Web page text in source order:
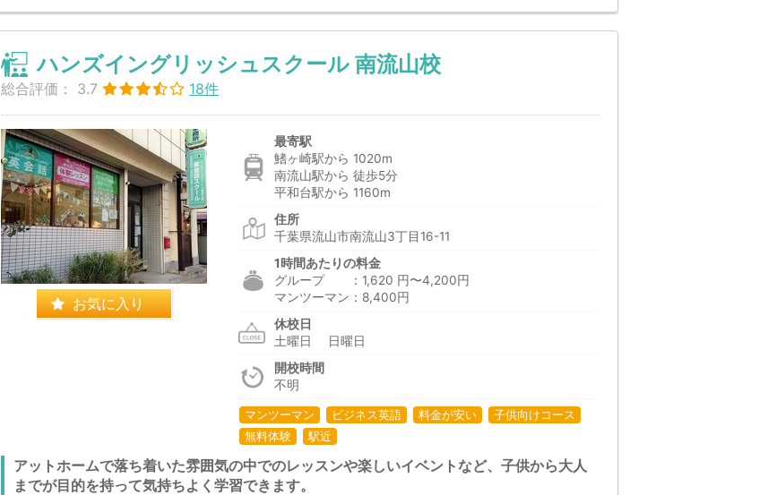
ハンズイングリッシュスクール 南流山校
総合評価： 3.7 18件
お気に入り
最寄駅
鰭ヶ崎駅から 1020m
南流山駅から 徒歩5分
平和台駅から 1160m
住所
千葉県流山市南流山3丁目16-11
1時間あたりの料金
グループ ：1,620 円〜4,200円
マンツーマン：8,400円
休校日
土曜日 日曜日
開校時間
不明
マンツーマン ビジネス英語 料金が安い
子供向けコース
無料体験
駅近
アットホームで落ち着いた雰囲気の中でのレッスンや楽しいイベントなど、子供から大人
までが目的を持って気持ちよく学習できます。